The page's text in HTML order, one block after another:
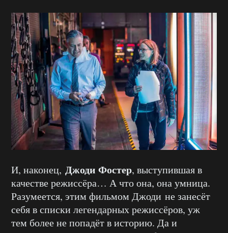
И, наконец, Джоди Фостер, выступившая в
качестве режиссёра… А что она, она умница.
Разумеется, этим фильмом Джоди не занесёт
себя в списки легендарных режиссёров, уж
тем более не попадёт в историю. Да и